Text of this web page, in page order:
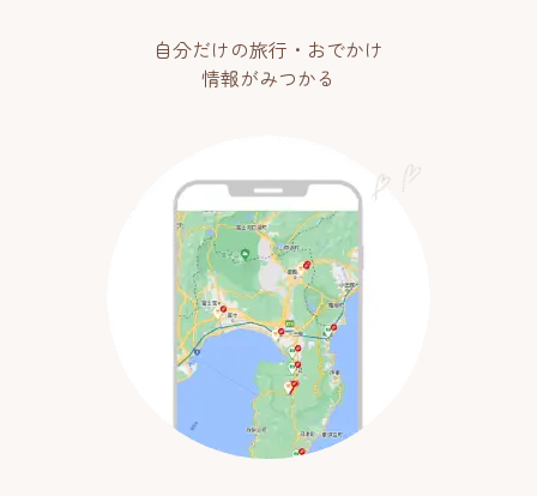
自分だけの旅行・おでかけ
情報がみつかる